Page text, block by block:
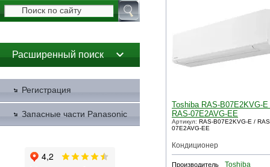
Расширенный поиск
Регистрация
Запасные части Panasonic
Toshiba RAS-B07E2KVG-E
RAS-07E2AVG-EE
Артикул: RAS-B07E2KVG-E /
07E2AVG-EE
Кондиционер
Производитель Toshiba